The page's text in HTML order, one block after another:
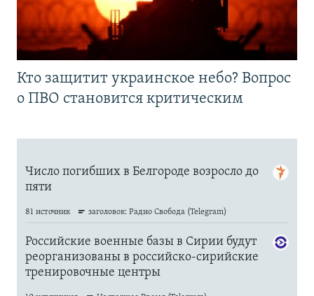
Кто защитит украинское небо? Вопрос
о ПВО становится критическим